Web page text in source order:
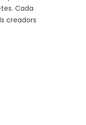
Cada
creadors